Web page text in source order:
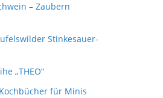
– Zaubern
Stinkesauer-
„THEO“
für Minis